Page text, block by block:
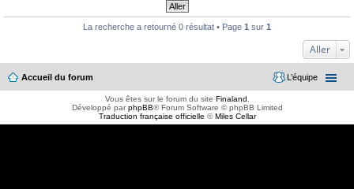
La recherche a retourné 0 résultat • Page 1 sur 1
Aller
Accueil du forum L’équipe
Vous êtes sur le forum du site Finaland
Développé parphpBB® Forum Software © phpBB Limited
Traduction française officielle ©Miles Cellar